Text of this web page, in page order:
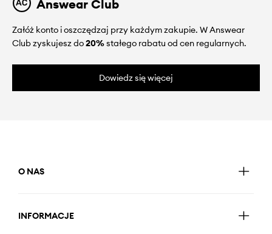
Answear Club
Załóż konto i oszczędzaj przy każdym zakupie. W Answear
Club zyskujesz do20%stałego rabatu od cen regularnych.
Dowiedz się więcej
O NAS
INFORMACJE